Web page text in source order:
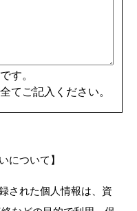
す。
てご記入ください。
について】
された個人情報は、資